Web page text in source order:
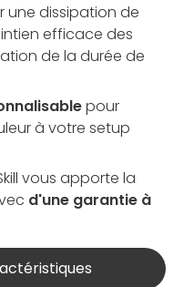
une dissipation de
efficace des
de la durée de
pour
à votre setup
vous apporte la
d'une garantie à